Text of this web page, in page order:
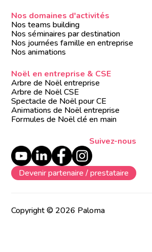
Nos domaines d'activités
Nos teams building
Nos séminaires par destination
Nos journées famille en entreprise
Nos animations
Noël en entreprise & CSE
Arbre de Noël entreprise
Arbre de Noël CSE
Spectacle de Noël pour CE
Animations de Noël entreprise
Formules de Noël clé en main
Suivez-nous
Devenir partenaire / prestataire
Copyright © 2026 Paloma